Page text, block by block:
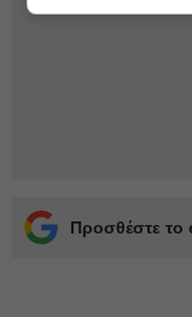
Προσθέστε